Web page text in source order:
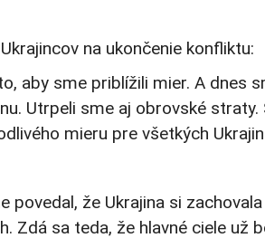
na ukončenie konfliktu:
aby sme priblížili mier. A
Utrpeli sme aj obrovské
mieru pre všetkých
povedal, že Ukrajina si
Zdá sa teda, že hlavné ciele